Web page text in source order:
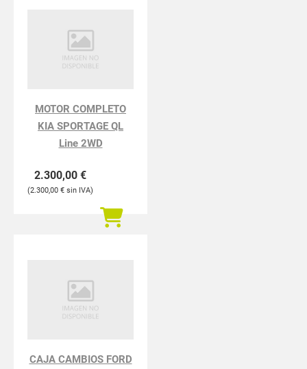
MOTOR COMPLETO
KIA SPORTAGE QL
Line 2WD
2.300,00 €
2.300,00 €
CAJA CAMBIOS FORD